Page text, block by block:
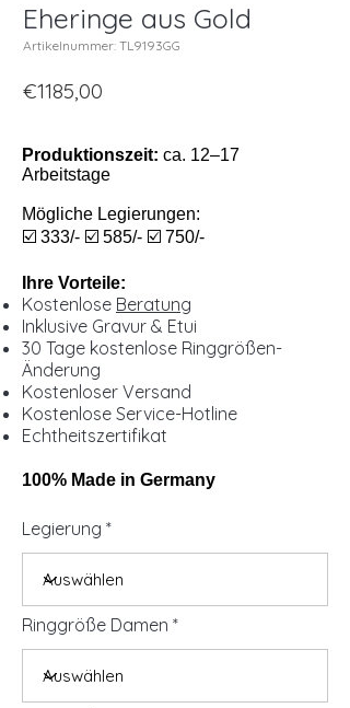
Eheringe aus Gold
Artikelnummer: TL9193GG
€1185,00
Produktionszeit: ca. 12–17
Arbeitstage
Mögliche Legierungen:
☑️ 333/- ☑️ 585/- ☑️ 750/-
Ihre Vorteile:
Kostenlose Beratung
Inklusive Gravur & Etui
30 Tage kostenlose Ringgrößen-
Änderung
Kostenloser Versand
Kostenlose Service-Hotline
Echtheitszertifikat
100% Made in Germany
Legierung
Ringgröße Damen